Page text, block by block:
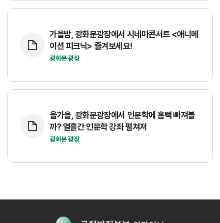
가을밤, 광화문광장에서 시네마콘서트 <애니메
이션 피크닉> 즐겨보세요!
광화문 광장
올가을, 광화문광장에서 인문학에 흠뻑 빠져볼
까? 열흘간 인문학 강좌 펼쳐져
광화문 광장